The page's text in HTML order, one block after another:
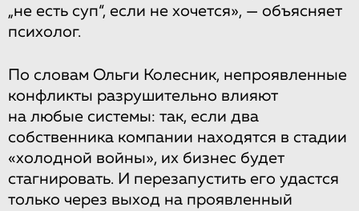
„не есть суп“, если не хочется», — объясняет
психолог.
По словам Ольги Колесник, непроявленные
конфликты разрушительно влияют
на любые системы: так, если два
собственника компании находятся в стадии
«холодной войны», их бизнес будет
стагнировать. И перезапустить его удастся
только через выход на проявленный